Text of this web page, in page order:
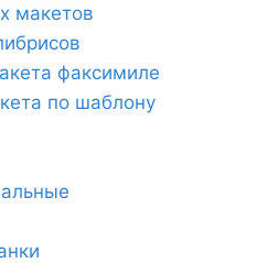
макетов
факсимиле
по шаблону